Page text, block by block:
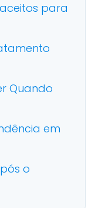
para
Quando
em
o